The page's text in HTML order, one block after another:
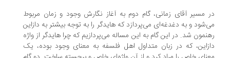
مسیر آقای زمانی، گام دوم به آغاز نگارش وجود و زمان مربوط
و به دغدغه‌ای می‌پردازد که هایدگر را به توجه بیشتر به دازاین
شد. در این گام به این مساله می‌پردازیم که چرا هایدگر از واژه
که در زبان متداول اهل فلسفه به معنای وجود بوده، یک